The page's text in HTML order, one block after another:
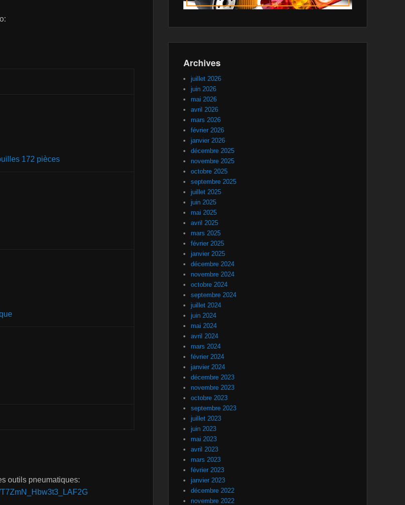
172 pièces
outils pneumatiques:
Archives
juillet 2026
juin 2026
mai 2026
avril 2026
mars 2026
février 2026
janvier 2026
décembre 2025
novembre 2025
octobre 2025
septembre 2025
juillet 2025
juin 2025
mai 2025
avril 2025
mars 2025
février 2025
janvier 2025
décembre 2024
novembre 2024
octobre 2024
septembre 2024
juillet 2024
juin 2024
mai 2024
avril 2024
mars 2024
février 2024
janvier 2024
décembre 2023
novembre 2023
octobre 2023
septembre 2023
juillet 2023
juin 2023
mai 2023
avril 2023
mars 2023
février 2023
janvier 2023
décembre 2022
novembre 2022